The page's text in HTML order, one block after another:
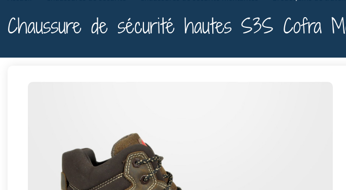
Chaussure de sécurité hautes S3S Cofra